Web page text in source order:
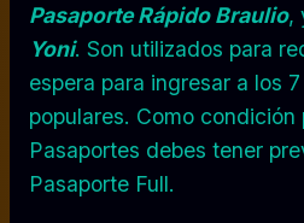
Pasaporte Rápido Braulio,
Yoni. Son utilizados para
espera para ingresar a los
populares. Como condición
Pasaportes debes tener
Pasaporte Full.